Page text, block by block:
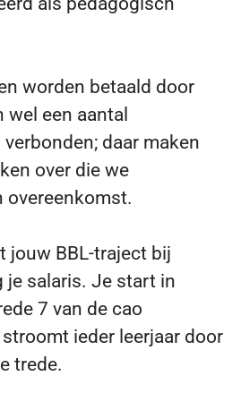
worden betaald door
een aantal
daar maken
over die we
overeenkomst.
jouw BBL-traject bij
je salaris. Je start in
7 van de cao
ieder leerjaar door
trede.